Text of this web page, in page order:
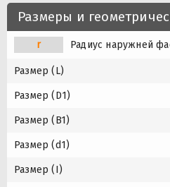
Размеры и
r Радиус наружней
Размер (L)
Размер (D1)
Размер (B1)
Размер (d1)
Размер (I)